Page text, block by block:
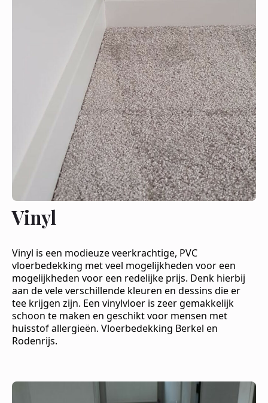
Vinyl
Vinyl is een modieuze veerkrachtige, PVC
vloerbedekking met veel mogelijkheden voor een
mogelijkheden voor een redelijke prijs. Denk hierbij
aan de vele verschillende kleuren en dessins die er
tee krijgen zijn. Een vinylvloer is zeer gemakkelijk
schoon te maken en geschikt voor mensen met
huisstof allergieën. Vloerbedekking Berkel en
Rodenrijs.